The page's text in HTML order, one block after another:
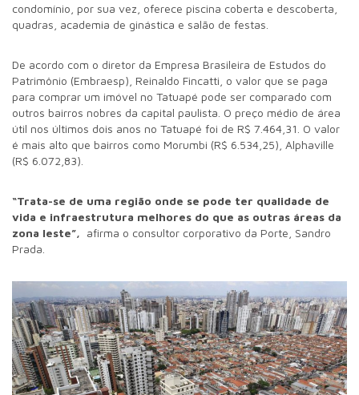
condomínio, por sua vez, oferece piscina coberta e descoberta,
quadras, academia de ginástica e salão de festas.
De acordo com o diretor da Empresa Brasileira de Estudos do
Patrimônio (Embraesp), Reinaldo Fincatti, o valor que se paga
para comprar um imóvel no Tatuapé pode ser comparado com
outros bairros nobres da capital paulista. O preço médio de área
útil nos últimos dois anos no Tatuapé foi de R$ 7.464,31. O valor
é mais alto que bairros como Morumbi (R$ 6.534,25), Alphaville
(R$ 6.072,83).
“Trata-se de uma região onde se pode ter qualidade de
vida e infraestrutura melhores do que as outras áreas da
zona leste”, afirma o consultor corporativo da Porte, Sandro
Prada.